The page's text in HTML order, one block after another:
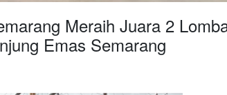
Meraih Juara 2
Emas Semarang